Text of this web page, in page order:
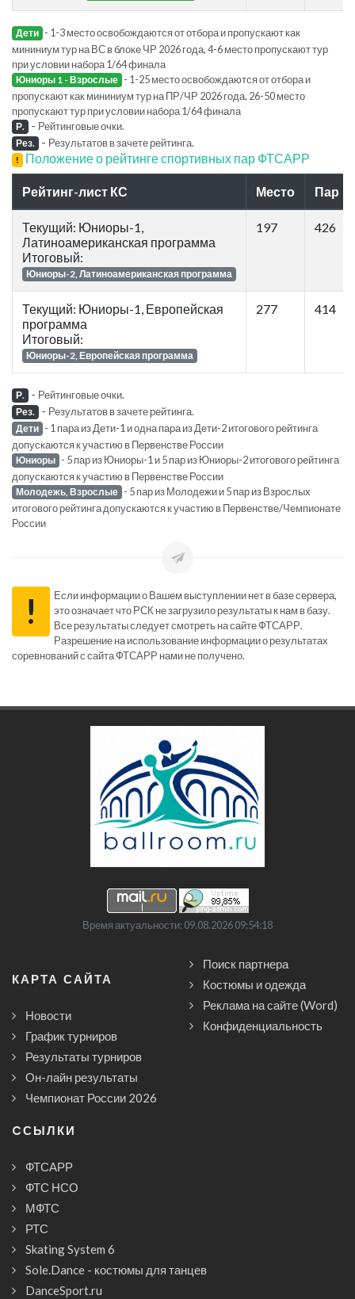
Дети - 1-3 место освобождаются от отбора и пропускают как
мининиум тур на ВС в блоке ЧР 2026 года, 4-6 место пропускают тур
при условии набора 1/64 финала
Юниоры 1 - Взрослые - 1-25 место освобождаются от отбора и
пропускают как мининиум тур на ПР/ЧР 2026 года, 26-50 место
пропускают тур при условии набора 1/64 финала
Р. - Рейтинговые очки.
Рез. - Результатов в зачете рейтинга.
! Положение о рейтинге спортивных пар ФТСАРР
Рейтинг-лист КС Место Пар
Текущий: Юниоры-1,
Латиноамериканская программа
Итоговый:
Юниоры-2, Латиноамериканская программа
197 426
Текущий: Юниоры-1, Европейская
программа
Итоговый:
Юниоры-2, Европейская программа
277 414
Р. - Рейтинговые очки.
Рез. - Результатов в зачете рейтинга.
Дети - 1 пара из Дети-1 и одна пара из Дети-2 итогового рейтинга
допускаются к участию в Первенстве России
Юниоры - 5 пар из Юниоры-1 и 5 пар из Юниоры-2 итогового рейтинга
допускаются к участию в Первенстве России
Молодежь, Взрослые - 5 пар из Молодежи и 5 пар из Взрослых
итогового рейтинга допускаются к участию в Первенстве/Чемпионате
России
!
Если информации о Вашем выступлении нет в базе сервера,
это означает что РСК не загрузило результаты к нам в базу.
Все результаты следует смотреть на сайте ФТСАРР.
Разрешение на использование информации о результатах
соревнований с сайта ФТСАРР нами не получено.
Время актуальности: 09.08.2026 09:54:18
КАРТА САЙТА
Новости
График турниров
Результаты турниров
Он-лайн результаты
Чемпионат России 2026
Поиск партнера
Костюмы и одежда
Реклама на сайте (Word)
Конфиденциальность
CСЫЛКИ
ФТСАРР
ФТС НСО
МФТС
РТС
Skating System 6
Sole.Dance - костюмы для танцев
DanceSport.ru